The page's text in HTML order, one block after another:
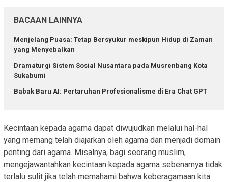
BACAAN LAINNYA
Menjelang Puasa: Tetap Bersyukur meskipun Hidup di Zaman
yang Menyebalkan
Dramaturgi Sistem Sosial Nusantara pada Musrenbang Kota
Sukabumi
Babak Baru AI: Pertaruhan Profesionalisme di Era Chat GPT
Kecintaan kepada agama dapat diwujudkan melalui hal-hal
yang memang telah diajarkan oleh agama dan menjadi domain
penting dari agama. Misalnya, bagi seorang muslim,
mengejawantahkan kecintaan kepada agama sebenarnya tidak
terlalu sulit jika telah memahami bahwa keberagamaan kita